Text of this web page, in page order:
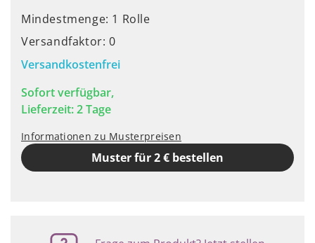
Mindestmenge: 1 Rolle
Versandfaktor: 0
Versandkostenfrei
Sofort verfügbar,
Lieferzeit: 2 Tage
Informationen zu Musterpreisen
Muster für 2 € bestellen